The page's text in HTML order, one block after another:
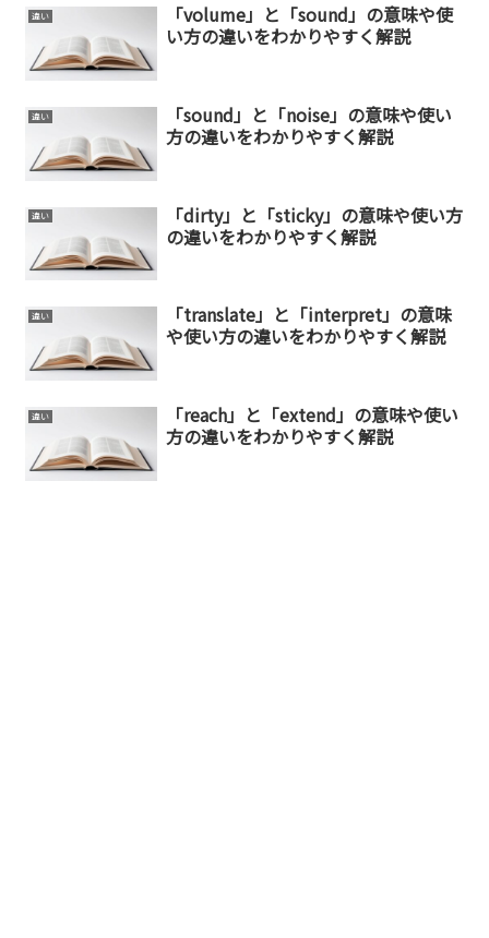
違い
「volume」と「sound」の意味や使
い方の違いをわかりやすく解説
違い
「sound」と「noise」の意味や使い
方の違いをわかりやすく解説
違い
「dirty」と「sticky」の意味や使い方
の違いをわかりやすく解説
違い
「translate」と「interpret」の意味
や使い方の違いをわかりやすく解説
違い
「reach」と「extend」の意味や使い
方の違いをわかりやすく解説